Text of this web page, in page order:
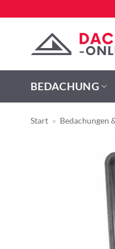
BEDACHUNG
Start » Bedachungen